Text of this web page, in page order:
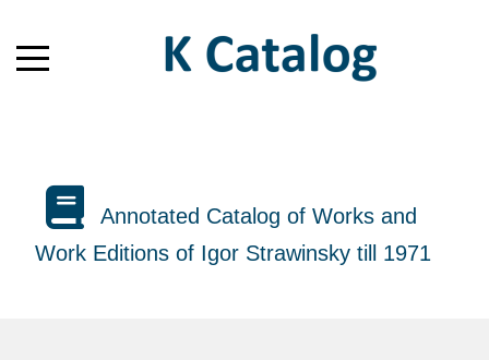
Annotated Catalog of Works and
Work Editions of Igor Strawinsky till 1971